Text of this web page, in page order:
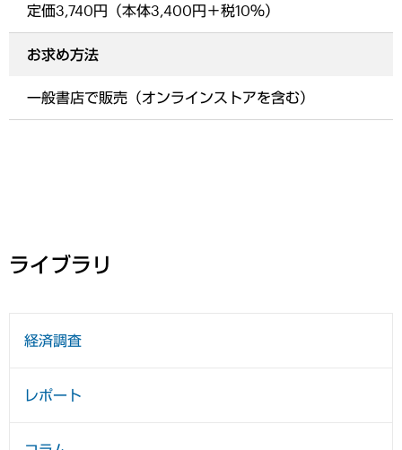
定価3,740円（本体3,400円＋税10％）
お求め方法
一般書店で販売（オンラインストアを含む）
ライブラリ
経済調査
レポート